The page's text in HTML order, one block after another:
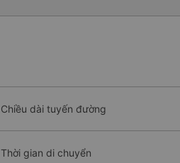
Chiều dài tuyến đường
Thời gian di chuyển